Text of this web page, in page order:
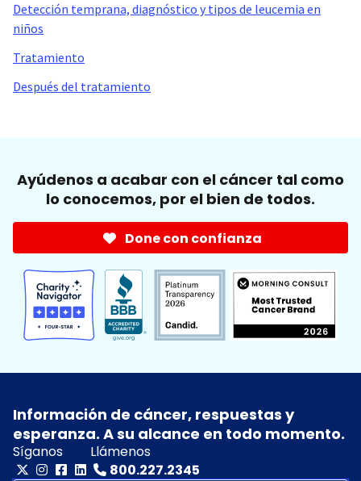
Detección temprana, diagnóstico y tipos de leucemia en
niños
Tratamiento
Después del tratamiento
Ayúdenos a acabar con el cáncer tal como
lo conocemos, por el bien de todos.
Done con confianza
Información de cáncer, respuestas y
esperanza. A su alcance en todo momento.
Síganos
Llámenos
800.227.2345